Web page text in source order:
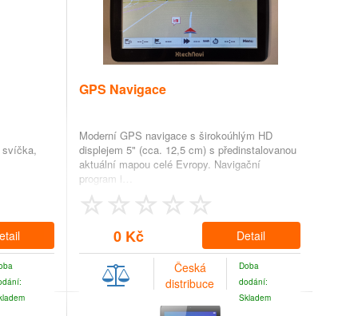
svíčka,
GPS Navigace
Moderní GPS navigace s širokoúhlým HD
displejem 5" (cca. 12,5 cm) s předinstalovanou
aktuální mapou celé Evropy. Navigační
program i…
0 Kč Detail
Česká
distribuce
Doba
dodání:
Skladem